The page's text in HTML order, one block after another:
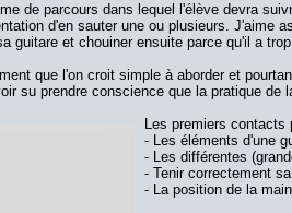
de parcours dans lequel l'élève devra
d'en sauter une ou plusieurs. J'aime
guitare et chouiner ensuite parce qu'il a
que l'on croit simple à aborder et
su prendre conscience que la pratique de
Les premiers contacts
- Les éléments d'une
- Les différentes
- Tenir correctement
- La position de la